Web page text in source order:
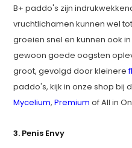
B+ paddo's zijn
vruchtlichamen kunnen wel
groeien snel en kunnen ook
gewoon goede oogsten
groot, gevolgd door kleinere
paddo's, kijk in onze shop bij
Mycelium,Premium of All in
3. Penis Envy